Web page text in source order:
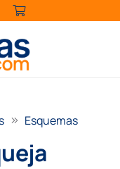
Esquemas